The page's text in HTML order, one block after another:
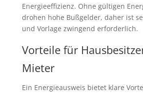
Energieeffizienz. Ohne gültigen
drohen hohe Bußgelder, daher ist
und Vorlage zwingend erforderlich.
Vorteile für
Mieter
Ein Energieausweis bietet klare